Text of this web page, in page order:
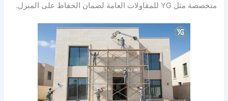
متخصصة مثل YG للمقاولات العامة لضمان الحفاظ على المنزل.